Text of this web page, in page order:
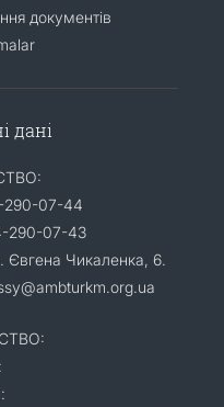
документів
дані
290-07-44
290-07-43
Євгена Чикаленка, 6.